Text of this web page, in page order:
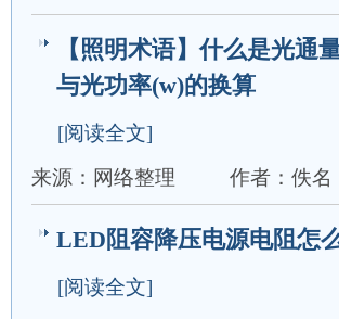
【照明术语】什么是光通
与光功率(w)的换算
[阅读全文]
来源：网络整理
作者：佚名
LED阻容降压电源电阻怎
[阅读全文]